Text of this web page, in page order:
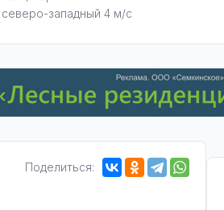
северо-западный 4 м/с
Поделиться: